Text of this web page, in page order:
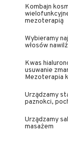
Kombajn
mezoterapią
Wybieramy
włosów
Kwas
usuwanie
Mezoterapia
Urządzamy
paznokci,
Urządzamy
masażem